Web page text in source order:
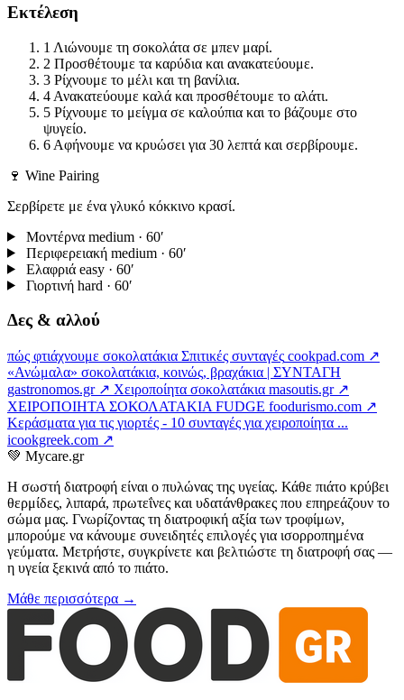
Εκτέλεση
1 Λιώνουμε τη σοκολάτα σε μπεν μαρί.
2 Προσθέτουμε τα καρύδια και ανακατεύουμε.
3 Ρίχνουμε το μέλι και τη βανίλια.
4 Ανακατεύουμε καλά και προσθέτουμε το αλάτι.
5 Ρίχνουμε το μείγμα σε καλούπια και το βάζουμε στο
ψυγείο.
6 Αφήνουμε να κρυώσει για 30 λεπτά και σερβίρουμε.
🍷 Wine Pairing
Σερβίρετε με ένα γλυκό κόκκινο κρασί.
Μοντέρνα medium · 60′
Περιφερειακή medium · 60′
Ελαφριά easy · 60′
Γιορτινή hard · 60′
Δες & αλλού
πώς φτιάχνουμε σοκολατάκια Σπιτικές συνταγές cookpad.com ↗
«Ανώμαλα» σοκολατάκια, κοινώς, βραχάκια | ΣΥΝΤΑΓΗ
gastronomos.gr ↗ Χειροποίητα σοκολατάκια masoutis.gr ↗
ΧΕΙΡΟΠΟΙΗΤΑ ΣΟΚΟΛΑΤΑΚΙΑ FUDGE foodurismo.com ↗
Κεράσματα για τις γιορτές - 10 συνταγές για χειροποίητα ...
icookgreek.com ↗
💚 Mycare.gr
Η σωστή διατροφή είναι ο πυλώνας της υγείας. Κάθε πιάτο κρύβει
θερμίδες, λιπαρά, πρωτεΐνες και υδατάνθρακες που επηρεάζουν το
σώμα μας. Γνωρίζοντας τη διατροφική αξία των τροφίμων,
μπορούμε να κάνουμε συνειδητές επιλογές για ισορροπημένα
γεύματα. Μετρήστε, συγκρίνετε και βελτιώστε τη διατροφή σας —
η υγεία ξεκινά από το πιάτο.
Μάθε περισσότερα →